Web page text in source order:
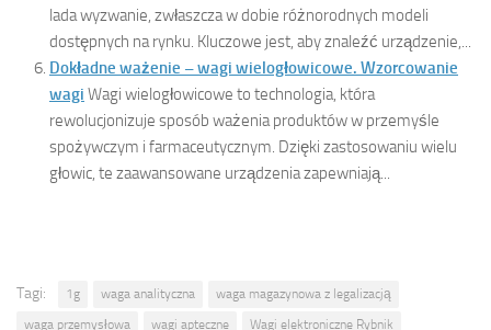
lada wyzwanie, zwłaszcza w dobie różnorodnych modeli
dostępnych na rynku. Kluczowe jest, aby znaleźć urządzenie,...
Dokładne ważenie – wagi wielogłowicowe. Wzorcowanie
wagi Wagi wielogłowicowe to technologia, która
rewolucjonizuje sposób ważenia produktów w przemyśle
spożywczym i farmaceutycznym. Dzięki zastosowaniu wielu
głowic, te zaawansowane urządzenia zapewniają...
Tagi: 1g waga analityczna
waga magazynowa z legalizacją
waga przemysłowa
wagi apteczne Wagi elektroniczne Rybnik